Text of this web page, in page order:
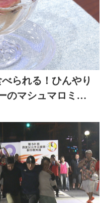
られる！ひんやり
のマシュマロミル
チン別府ちゃん～